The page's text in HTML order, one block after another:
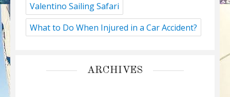
Valentino Sailing Safari
What to Do When Injured in a Car Accident?
ARCHIVES